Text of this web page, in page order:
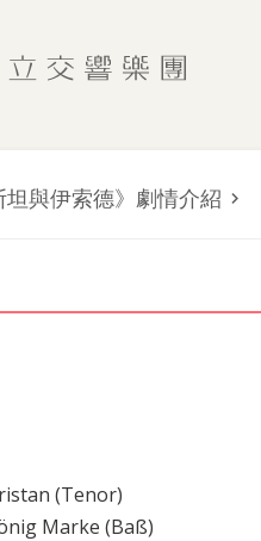
坦與伊索德》劇情介紹
(Tenor)
Marke (Baß)